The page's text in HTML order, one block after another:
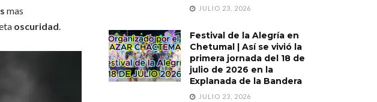
mas
oscuridad.
JULIO 23, 2026
Festival de la Alegría en
Chetumal | Así se vivió la
primera jornada del 18 de
julio de 2026 en la
Explanada de la Bandera
JULIO 23, 2026